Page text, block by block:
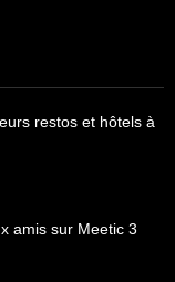
restos et hôtels à
amis sur Meetic 3